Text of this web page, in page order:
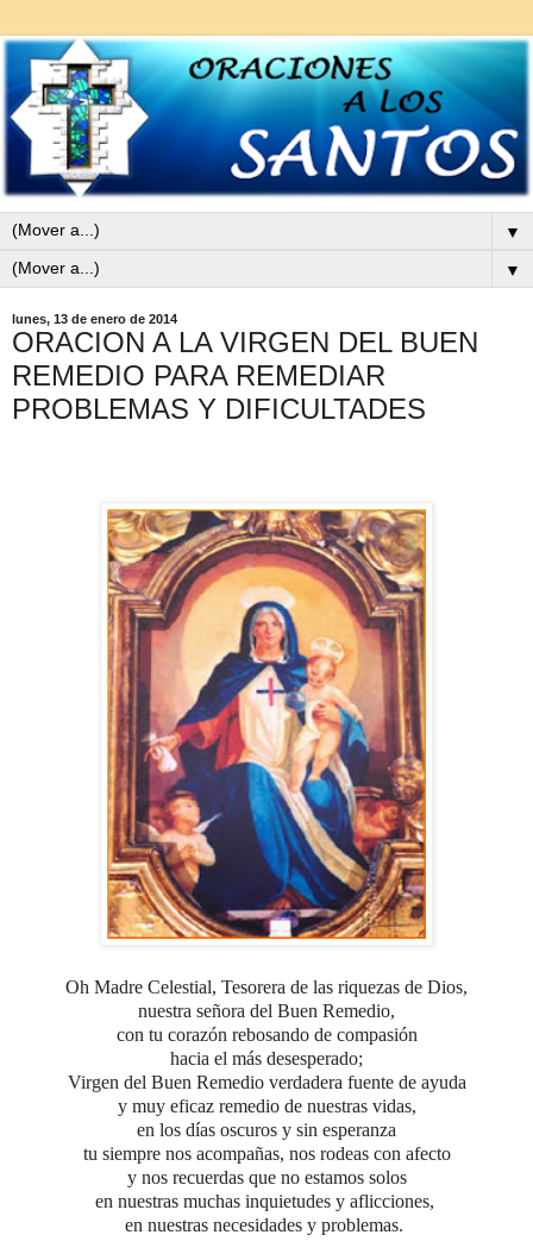
▼
▼
lunes, 13 de enero de 2014
ORACION A LA VIRGEN DEL BUEN
REMEDIO PARA REMEDIAR
PROBLEMAS Y DIFICULTADES
Oh Madre Celestial, Tesorera de las riquezas de Dios,
nuestra señora del Buen Remedio,
con tu corazón rebosando de compasión
hacia el más desesperado;
Virgen del Buen Remedio verdadera fuente de ayuda
y muy eficaz remedio de nuestras vidas,
en los días oscuros y sin esperanza
tu siempre nos acompañas, nos rodeas con afecto
y nos recuerdas que no estamos solos
en nuestras muchas inquietudes y aflicciones,
en nuestras necesidades y problemas.